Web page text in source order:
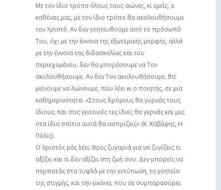
Με τον ίδιο τρόπο όλους τους αιώνες, κι εμείς, ο
καθένας μας, με τον ίδιο τρόπο θα ακολουθήσουμε
τον Χριστό. Αν δεν γοητευθούμε από το πρόσωπό
Του, όχι με την έννοια της εξωτερικής μορφής, αλλά
με την έννοια της διδασκαλίας και του
περιεχομένου, δεν θα μπορέσουμε να Τον
ακολουθήσουμε. Αν δεν Τον ακολουθήσουμε, θα
μείνουμε να λιώνουμε, που λέει κι ο ποιητής, σε μια
καθημερινότητα. «Στους δρόμους θα γυρνάς τους
ίδιους. Και στις γειτονιές τες ίδιες θα γερνάς και μες
στα ίδια σπίτια αυτά θα ασπρίζεις» (Κ. Καβάφης, Η
Πόλις).
Ο Χριστός μάς λέει: Βρες ζυγαριά για να ζυγίζεις τι
αξίζει και τι δεν αξίζει στη ζωή σου. Δεν μπορείς να
περπατάς στα τυφλά με την εντύπωση, τη γοητεία
της στιγμής, και την εικόνα, που σε συμπαρασύρει.